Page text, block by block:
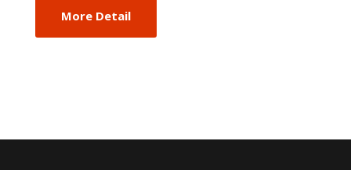
More Detail